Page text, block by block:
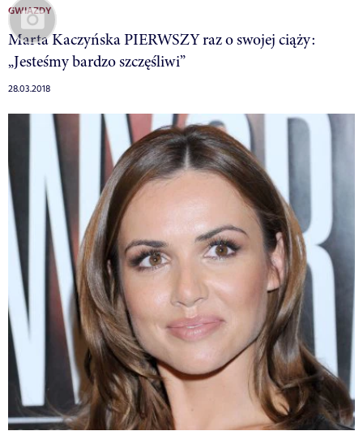
GWIAZDY
Marta Kaczyńska PIERWSZY raz o swojej ciąży:
„Jesteśmy bardzo szczęśliwi”
28.03.2018